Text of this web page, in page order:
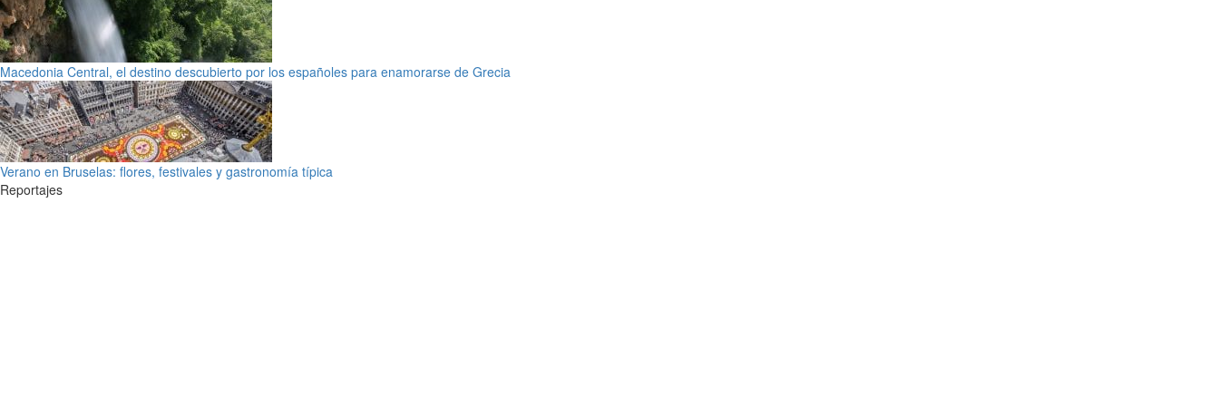
Macedonia Central, el destino descubierto por los españoles para enamorarse de Grecia
Verano en Bruselas: flores, festivales y gastronomía típica
Reportajes